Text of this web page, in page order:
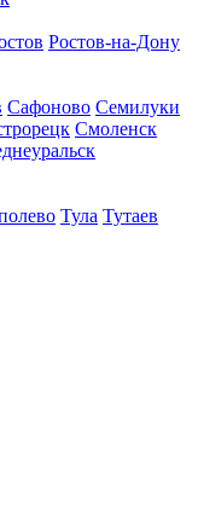
Ростов-на-Дону
Сафоново Семилуки
Смоленск
Тула Тутаев